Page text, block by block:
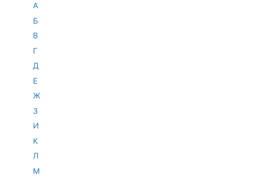
А
Б
В
Г
Д
Е
Ж
З
И
К
Л
М